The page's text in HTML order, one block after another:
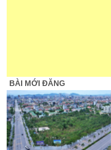
BÀI MỚI ĐĂNG